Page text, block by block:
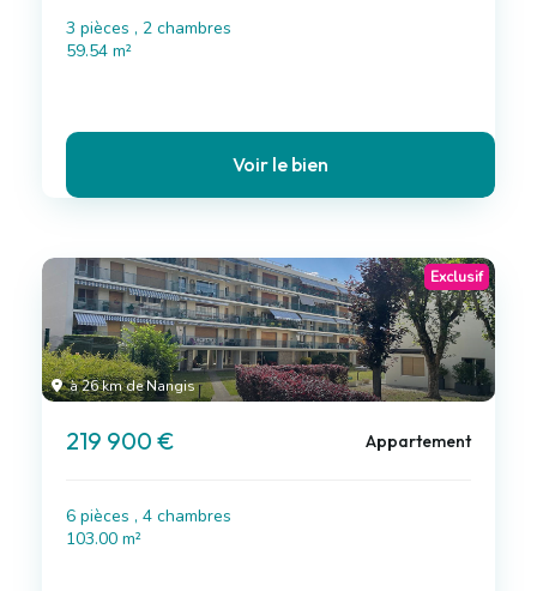
3 pièces , 2 chambres
59.54 m²
Voir le bien
à 26 km de Nangis
Exclusif
219 900 € Appartement
6 pièces , 4 chambres
103.00 m²